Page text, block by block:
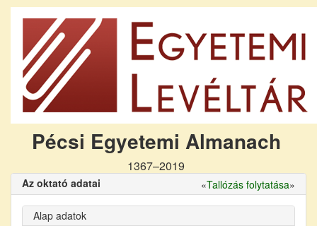
Pécsi Egyetemi Almanach
1367–2019
Az oktató adatai «Tallózás folytatása»
Alap adatok